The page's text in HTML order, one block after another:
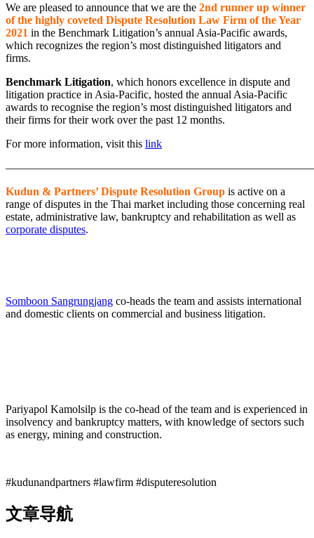
We are pleased to announce that we are the 2nd runner up winner
of the highly coveted Dispute Resolution Law Firm of the Year
2021 in the Benchmark Litigation’s annual Asia-Pacific awards,
which recognizes the region’s most distinguished litigators and
firms.
Benchmark Litigation, which honors excellence in dispute and
litigation practice in Asia-Pacific, hosted the annual Asia-Pacific
awards to recognise the region’s most distinguished litigators and
their firms for their work over the past 12 months.
For more information, visit this link
Kudun & Partners’ Dispute Resolution Group is active on a
range of disputes in the Thai market including those concerning real
estate, administrative law, bankruptcy and rehabilitation as well as
corporate disputes.
Somboon Sangrungjang co-heads the team and assists international
and domestic clients on commercial and business litigation.
Pariyapol Kamolsilp is the co-head of the team and is experienced in
insolvency and bankruptcy matters, with knowledge of sectors such
as energy, mining and construction.
#kudunandpartners #lawfirm #disputeresolution
文章导航